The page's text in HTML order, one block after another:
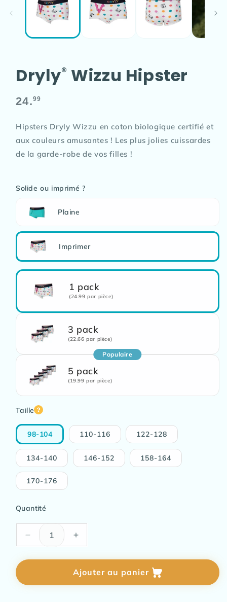
Dryly® Wizzu Hipster
Prix
24.99
Hipsters Dryly Wizzu en coton biologique certifié et
aux couleurs amusantes ! Les plus jolies cuissardes
de la garde-robe de vos filles !
Solide ou imprimé ?
Plaine
Imprimer
1 pack
(24.99 par pièce)
3 pack
(22.66 par pièce)
Populaire
5 pack
(19.99 par pièce)
Taille
98-104 110-116 122-128
134-140 146-152 158-164
170-176
Quantité
Réduire
quantité
Augmenter
quantité
de
Ajouter au panier